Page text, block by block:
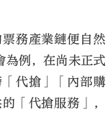
務產業鏈便自然
為例，在尚未正式
代搶」「內部購
「代搶服務」，